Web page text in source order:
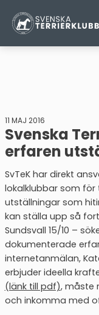
11 MAJ 2016
Svenska
erfaren
SvTeK har direkt
lokalklubbar som
utställningar som
kan ställa upp så
Sundsvall 15/10 –
dokumenterade
internetanmälan,
erbjuder ideella
(länk till pdf), måste
och inkomma med